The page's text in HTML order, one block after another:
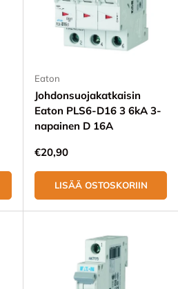
Eaton
Johdonsuojakatkaisin
Eaton PLS6-D16 3 6kA 3-
napainen D 16A
Normaali hinta
€20,90
LISÄÄ OSTOSKORIIN